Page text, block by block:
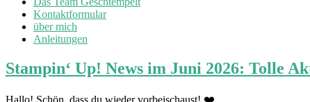
Kontaktformular
über mich
Anleitungen
Stampin‘ Up! News im Juni 2026: Tolle
Hallo! Schön, dass du wieder vorbeischaust! ❤️